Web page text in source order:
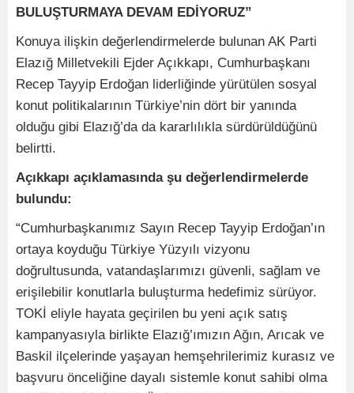
BULUŞTURMAYA DEVAM EDİYORUZ”
Konuya ilişkin değerlendirmelerde bulunan AK Parti
Elazığ Milletvekili Ejder Açıkkapı, Cumhurbaşkanı
Recep Tayyip Erdoğan liderliğinde yürütülen sosyal
konut politikalarının Türkiye’nin dört bir yanında
olduğu gibi Elazığ’da da kararlılıkla sürdürüldüğünü
belirtti.
Açıkkapı açıklamasında şu değerlendirmelerde
bulundu:
“Cumhurbaşkanımız Sayın Recep Tayyip Erdoğan’ın
ortaya koyduğu Türkiye Yüzyılı vizyonu
doğrultusunda, vatandaşlarımızı güvenli, sağlam ve
erişilebilir konutlarla buluşturma hedefimiz sürüyor.
TOKİ eliyle hayata geçirilen bu yeni açık satış
kampanyasıyla birlikte Elazığ’ımızın Ağın, Arıcak ve
Baskil ilçelerinde yaşayan hemşehrilerimiz kurasız ve
başvuru önceliğine dayalı sistemle konut sahibi olma